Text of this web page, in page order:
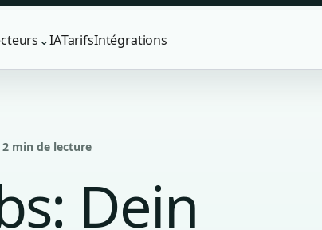
⌄IATarifsIntégrations
2 min de lecture
Dein